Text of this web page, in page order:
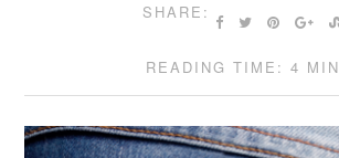
SHARE:
READING TIME: 4 MIN